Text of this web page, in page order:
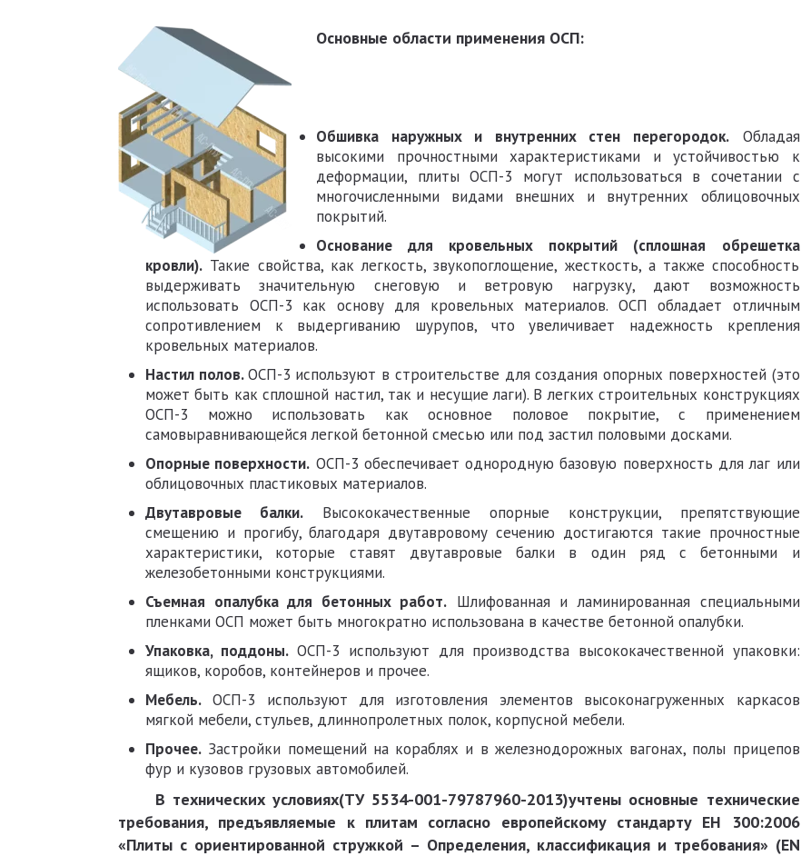
Основные области применения ОСП:
Обшивка наружных и внутренних стен перегородок.Обладая
высокими прочностными характеристиками и устойчивостью к
деформации, плиты ОСП-3 могут использоваться в сочетании с
многочисленными видами внешних и внутренних облицовочных
покрытий.
Основание для кровельных покрытий (сплошная обрешетка
кровли). Такие свойства, как легкость, звукопоглощение, жесткость, а также способность
выдерживать значительную снеговую и ветровую нагрузку, дают возможность
использовать ОСП-3 как основу для кровельных материалов. ОСП обладает отличным
сопротивлением к выдергиванию шурупов, что увеличивает надежность крепления
кровельных материалов.
Настил полов.ОСП-3 используют в строительстве для создания опорных поверхностей (это
может быть как сплошной настил, так и несущие лаги). В легких строительных конструкциях
ОСП-3 можно использовать как основное половое покрытие, с применением
самовыравнивающейся легкой бетонной смесью или под застил половыми досками.
Опорные поверхности. ОСП-3 обеспечивает однородную базовую поверхность для лаг или
облицовочных пластиковых материалов.
Двутавровые балки.Высококачественные опорные конструкции, препятствующие
смещению и прогибу, благодаря двутавровому сечению достигаются такие прочностные
характеристики, которые ставят двутавровые балки в один ряд с бетонными и
железобетонными конструкциями.
Съемная опалубка для бетонных работ. Шлифованная и ламинированная специальными
пленками ОСП может быть многократно использована в качестве бетонной опалубки.
Упаковка, поддоны.OСП-3 используют для производства высококачественной упаковки:
ящиков, коробов, контейнеров и прочее.
Мебель. ОСП-3 используют для изготовления элементов высоконагруженных каркасов
мягкой мебели, стульев, длиннопролетных полок, корпусной мебели.
Прочее. Застройки помещений на кораблях и в железнодорожных вагонах, полы прицепов
фур и кузовов грузовых автомобилей.
В технических условиях(ТУ 5534-001-79787960-2013)учтены основные технические
требования, предъявляемые к плитам согласно европейскому стандарту ЕН 300:2006
«Плиты с ориентированной стружкой – Определения, классификация и требования» (EN